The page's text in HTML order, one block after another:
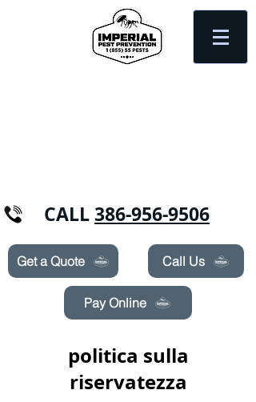
CALL386-956-9506
Get a Quote Call Us
Pay Online
politica sulla
riservatezza